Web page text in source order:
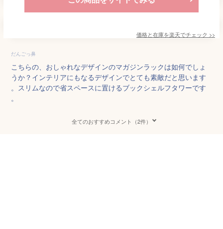
価格と在庫を楽天でチェック >>
だんごっ鼻
こちらの、おしゃれなデザインのマガジンラックは如何でしょ
うか？インテリアにもなるデザインでとても素敵だと思います
。スリムなので省スペースに置けるブックシェルフタワーです
。
全てのおすすめコメント（2件）